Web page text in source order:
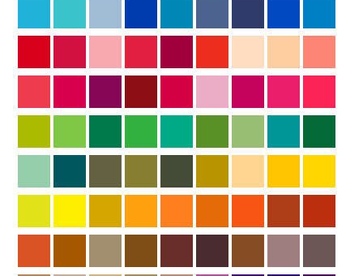
Smartphones und Tablets, auf deren kleinen
kann.